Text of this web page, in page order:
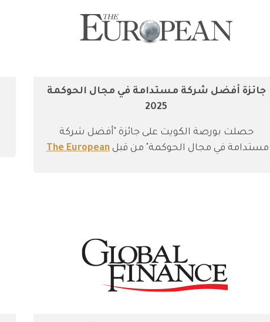
جائزة أفضل شركة مستدامة في مجال الحوكمة
2025
حصلت بورصة الكويت على جائزة "أفضل شركة
مستدامة في مجال الحوكمة" من قبلThe European